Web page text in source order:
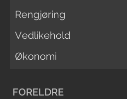
Rengjøring
Vedlikehold
Økonomi
FORELDRE